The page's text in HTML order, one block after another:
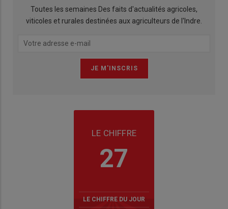
Toutes les semaines Des faits d'actualités agricoles,
viticoles et rurales destinées aux agriculteurs de l'Indre.
LE CHIFFRE
27
LE CHIFFRE DU JOUR